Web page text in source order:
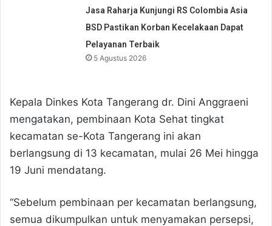
Jasa Raharja Kunjungi RS Colombia Asia
BSD Pastikan Korban Kecelakaan Dapat
Pelayanan Terbaik
5 Agustus 2026
Kepala Dinkes Kota Tangerang dr. Dini Anggraeni
mengatakan, pembinaan Kota Sehat tingkat
kecamatan se-Kota Tangerang ini akan
berlangsung di 13 kecamatan, mulai 26 Mei hingga
19 Juni mendatang.
“Sebelum pembinaan per kecamatan berlangsung,
semua dikumpulkan untuk menyamakan persepsi,